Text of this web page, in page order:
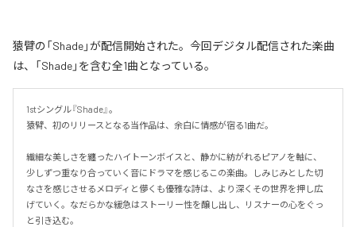
猿臂の「Shade」が配信開始された。今回デジタル配信された楽曲
は、「Shade」を含む全1曲となっている。
1stシングル『Shade』。
猿臂、初のリリースとなる当作品は、余白に情感が宿る1曲だ。
繊細な美しさを纏ったハイトーンボイスと、静かに紡がれるピアノを軸に、
少しずつ重なり合っていく音にドラマを感じるこの楽曲。しみじみとした切
なさを感じさせるメロディと儚くも優雅な詩は、より深くその世界を押し広
げていく。なだらかな緩急はストーリー性を醸し出し、リスナーの心をぐっ
と引き込む。